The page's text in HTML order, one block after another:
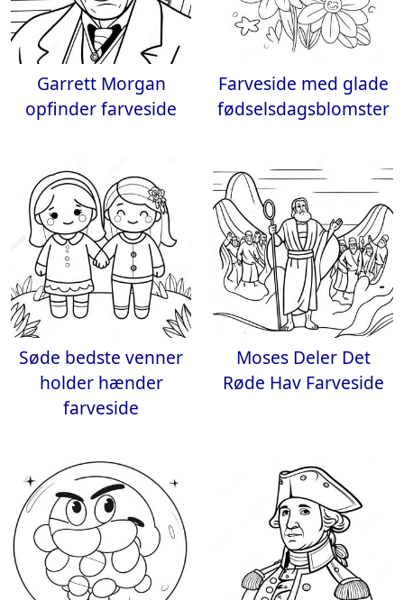
Garrett Morgan
opfinder farveside
Farveside med glade
fødselsdagsblomster
Søde bedste venner
holder hænder
farveside
Moses Deler Det
Røde Hav Farveside